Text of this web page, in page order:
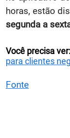
horas, estão
segunda a
Você precisa ver:
para clientes
Fonte